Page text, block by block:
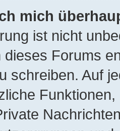
mich
ist nicht
dieses Forums
schreiben. Auf